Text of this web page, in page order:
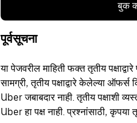
बुक
पूर्वसूचना
या पेजवरील माहिती फक्त तृतीय
सामग्री, तृतीय पक्षाद्वारे केलेल्या ऑफर्स
Uber जबाबदार नाही. तृतीय पक्षाशी
Uber हा पक्ष नाही. प्रश्नांसाठी, कृपया